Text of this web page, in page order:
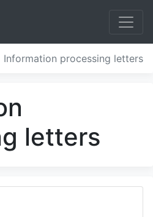
Information processing letters
letters